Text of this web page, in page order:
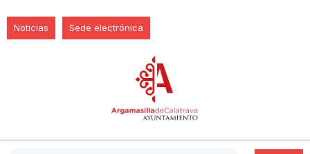
Noticias Sede electrónica